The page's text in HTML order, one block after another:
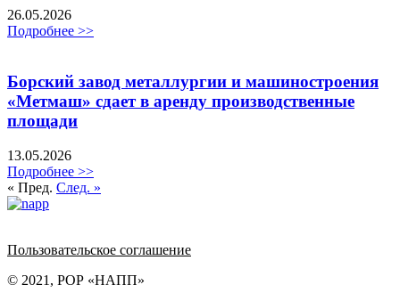
26.05.2026
Подробнее >>
Борский завод металлургии и машиностроения
«Метмаш» сдает в аренду производственные
площади
13.05.2026
Подробнее >>
« Пред. След. »
Пользовательское соглашение
© 2021, РОР «НАПП»